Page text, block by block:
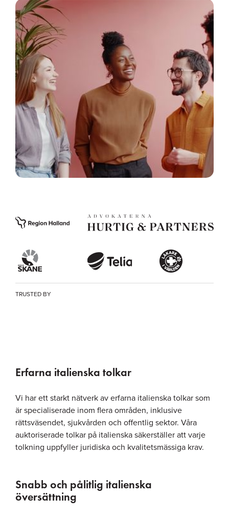
TRUSTED BY
Erfarna italienska tolkar
Vi har ett starkt nätverk av erfarna italienska tolkar som
är specialiserade inom flera områden, inklusive
rättsväsendet, sjukvården och offentlig sektor. Våra
auktoriserade tolkar på italienska säkerställer att varje
tolkning uppfyller juridiska och kvalitetsmässiga krav.
Snabb och pålitlig italienska
översättning